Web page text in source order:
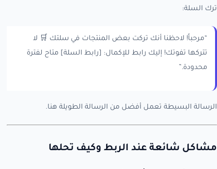
ترك السلة:
“مرحباً! لاحظنا أنك تركت بعض المنتجات في سلتك 🛒 لا
تتركها تفوتك! إليك رابط للإكمال: [رابط السلة] متاح لفترة
محدودة.”
الرسالة البسيطة تعمل أفضل من الرسالة الطويلة هنا.
مشاكل شائعة عند الربط وكيف تحلها